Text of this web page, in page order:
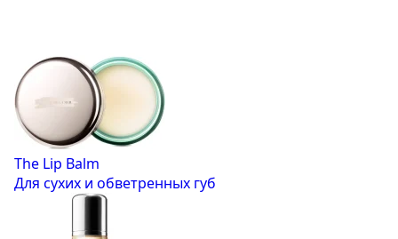
The Lip Balm
Для сухих и обветренных губ